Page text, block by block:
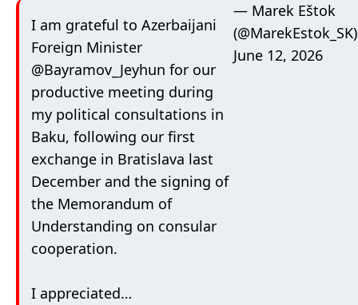
I am grateful to Azerbaijani
Foreign Minister
@Bayramov_Jeyhun for our
productive meeting during
my political consultations in
Baku, following our first
exchange in Bratislava last
December and the signing of
the Memorandum of
Understanding on consular
cooperation.
I appreciated…
— Marek Eštok
(@MarekEstok_SK)
June 12, 2026